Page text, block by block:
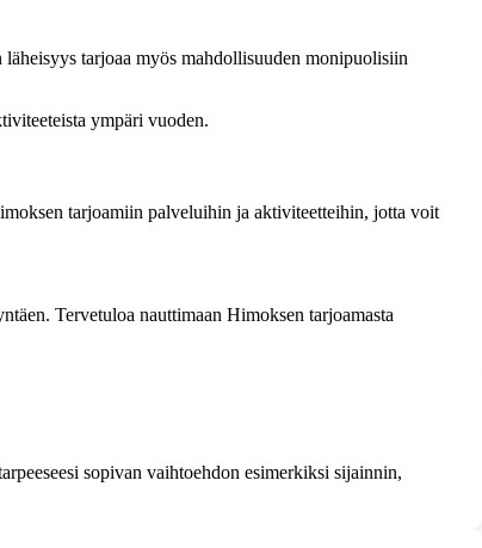
tarjoaa myös mahdollisuuden monipuolisiin
ympäri vuoden.
tarjoamiin palveluihin ja aktiviteetteihin, jotta voit
Tervetuloa nauttimaan Himoksen tarjoamasta
sopivan vaihtoehdon esimerkiksi sijainnin,